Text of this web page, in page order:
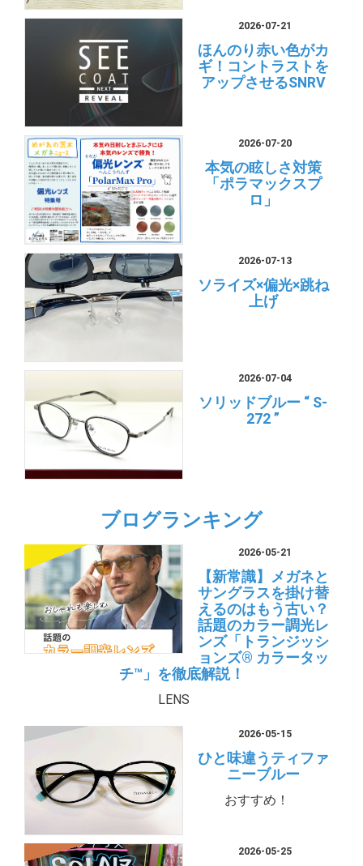
2026-07-21
ほんのり赤い色がカ
ギ！コントラストを
アップさせるSNRV
2026-07-20
本気の眩しさ対策
「ポラマックスプ
ロ」
2026-07-13
ソライズ×偏光×跳ね
上げ
2026-07-04
ソリッドブルー “ S-
272 ”
ブログランキング
2026-05-21
【新常識】メガネと
サングラスを掛け替
えるのはもう古い？
話題のカラー調光レ
ンズ「トランジッシ
ョンズ® カラータッ
チ™」を徹底解説！
LENS
2026-05-15
ひと味違うティファ
ニーブルー
おすすめ！
2026-05-25